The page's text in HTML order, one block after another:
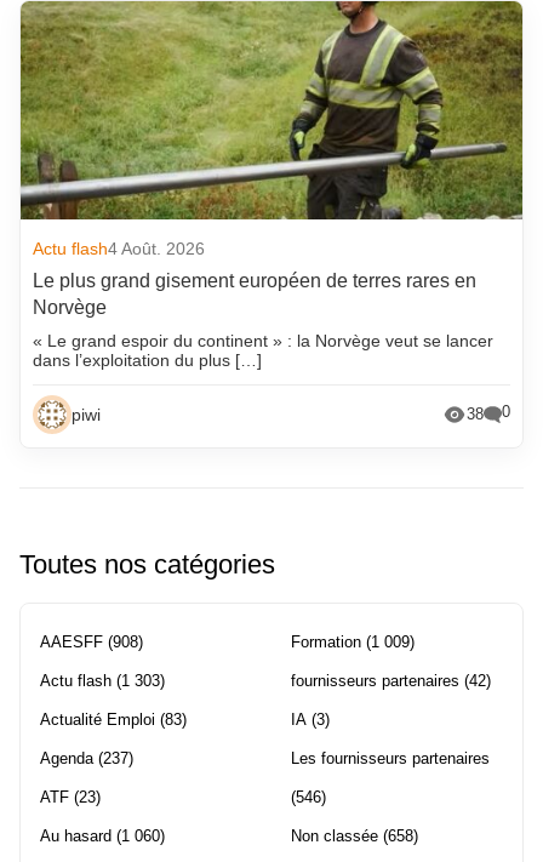
Actu flash4 Août. 2026
Le plus grand gisement européen de terres rares en
Norvège
« Le grand espoir du continent » : la Norvège veut se lancer
dans l’exploitation du plus […]
piwi 38 0
Toutes nos catégories
AAESFF (908)
Actu flash (1 303)
Actualité Emploi (83)
Agenda (237)
ATF (23)
Au hasard (1 060)
Formation (1 009)
fournisseurs partenaires (42)
IA (3)
Les fournisseurs partenaires
(546)
Non classée (658)